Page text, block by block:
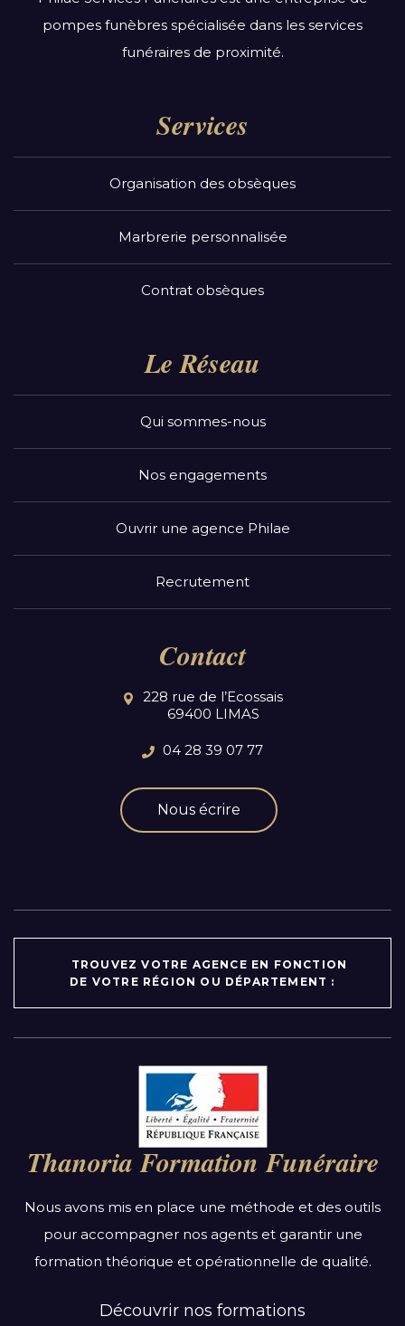
pompes funèbres spécialisée dans les services
funéraires de proximité.
Services
Organisation des obsèques
Marbrerie personnalisée
Contrat obsèques
Le Réseau
Qui sommes-nous
Nos engagements
Ouvrir une agence Philae
Recrutement
Contact
228 rue de l’Ecossais
69400 LIMAS
04 28 39 07 77
Nous écrire
TROUVEZ VOTRE AGENCE EN FONCTION
DE VOTRE RÉGION OU DÉPARTEMENT :
Auvergne-Rhône-Alpes
Bourgogne-Franche-Comté
Bretagne
Centre-Val de Loire
Grand Est
Hauts-de-France
Normandie
Thanoria Formation Funéraire
Nous avons mis en place une méthode et des outils
pour accompagner nos agents et garantir une
formation théorique et opérationnelle de qualité.
Découvrir nos formations